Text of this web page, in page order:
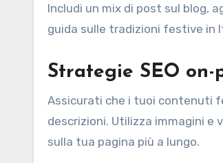
Includi un mix di post sul blog,
guida sulle tradizioni festive in
Strategie SEO
Assicurati che i tuoi contenuti
descrizioni. Utilizza immagini e
sulla tua pagina più a lungo.